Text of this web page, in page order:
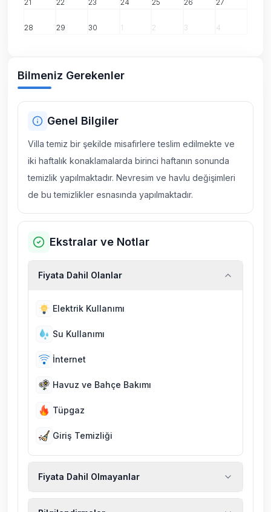
21 22 23 24 25 26 27
28 29 30 1 2 3 4
Bilmeniz Gerekenler
Genel Bilgiler
Villa temiz bir şekilde misafirlere teslim edilmekte ve
iki haftalık konaklamalarda birinci haftanın sonunda
temizlik yapılmaktadır. Nevresim ve havlu değişimleri
de bu temizlikler esnasında yapılmaktadır.
Ekstralar ve Notlar
Fiyata Dahil Olanlar
Elektrik Kullanımı
Su Kullanımı
İnternet
Havuz ve Bahçe Bakımı
Tüpgaz
Giriş Temizliği
Fiyata Dahil Olmayanlar